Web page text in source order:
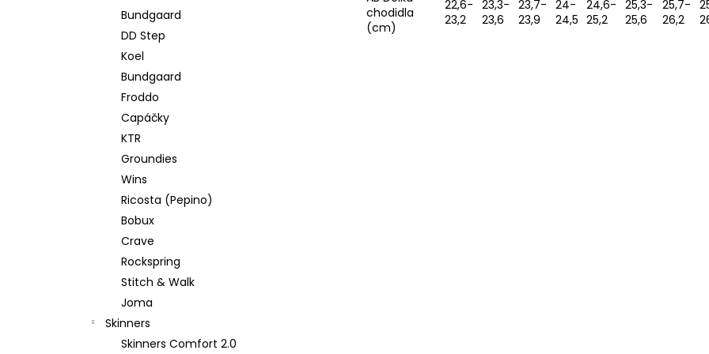
Bundgaard
DD Step
Koel
Bundgaard
Froddo
Capáčky
KTR
Groundies
Wins
Ricosta (Pepino)
Bobux
Crave
Rockspring
Stitch & Walk
Joma
Skinners
Skinners Comfort 2.0
chodidla
(cm)
22,6-
23,2
23,3-
23,6
23,7-
23,9
24-
24,5
24,6-
25,2
25,3-
25,6
25,7-
26,2